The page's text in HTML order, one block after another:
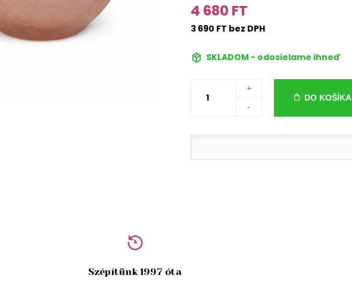
4 680 FT
3 690 FT bez DPH
SKLADOM - odosielame ihneď
+
-
DO KOŠÍKA
Szépítünk 1997 óta